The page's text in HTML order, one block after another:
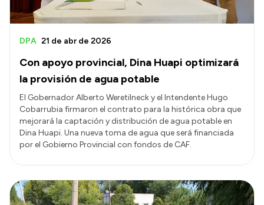
Con apoyo provincial, Dina Huapi optimizará
la provisión de agua potable
DPA 21 de abr de 2026
El Gobernador Alberto Weretilneck y el Intendente Hugo
Cobarrubia firmaron el contrato para la histórica obra que
mejorará la captación y distribución de agua potable en
Dina Huapi. Una nueva toma de agua que será financiada
por el Gobierno Provincial con fondos de CAF.